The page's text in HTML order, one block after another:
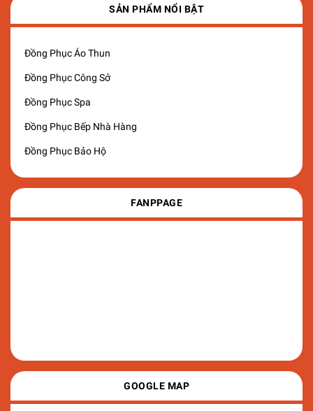
SẢN PHẨM NỔI BẬT
Đồng Phục Áo Thun
Đồng Phục Công Sở
Đồng Phục Spa
Đồng Phục Bếp Nhà Hàng
Đồng Phục Bảo Hộ
FANPPAGE
GOOGLE MAP